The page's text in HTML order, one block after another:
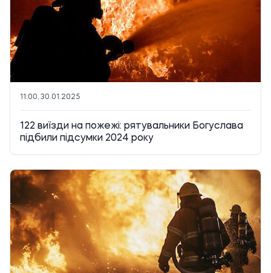
11:00, 30.01.2025
122 виїзди на пожежі: рятувальники Богуслава
підбили підсумки 2024 року